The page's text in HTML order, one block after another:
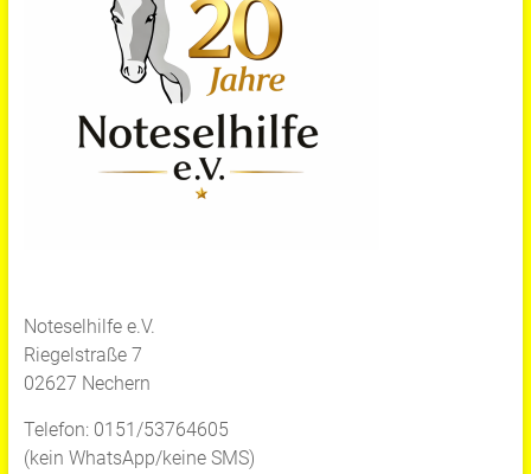
Noteselhilfe e.V.
Riegelstraße 7
02627 Nechern
Telefon: 0151/53764605
(kein WhatsApp/keine SMS)